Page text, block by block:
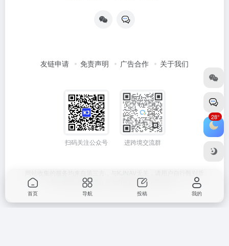
友链申请 免责声明 广告合作 关于我们
扫码关注公众号 进跨境交流群
量，避免上当受骗！
闽ICP备2024047252号-2
28°
首页 导航 投稿 我的